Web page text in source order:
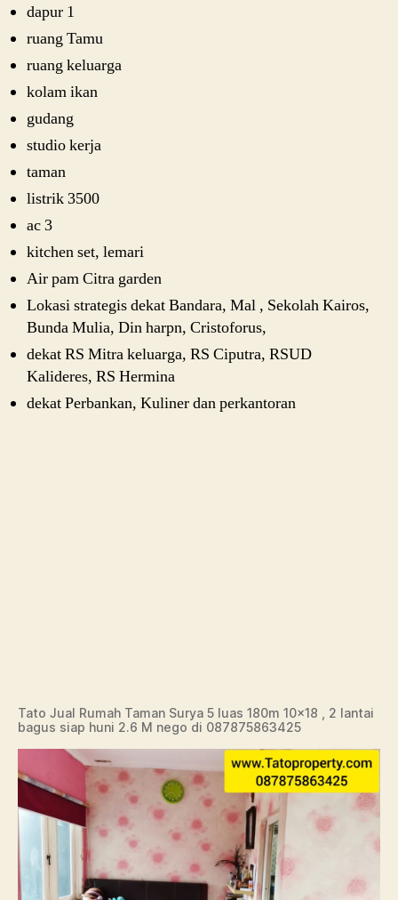
dapur 1
ruang Tamu
ruang keluarga
kolam ikan
gudang
studio kerja
taman
listrik 3500
ac 3
kitchen set, lemari
Air pam Citra garden
Lokasi strategis dekat Bandara, Mal , Sekolah Kairos,
Bunda Mulia, Din harpn, Cristoforus,
dekat RS Mitra keluarga, RS Ciputra, RSUD
Kalideres, RS Hermina
dekat Perbankan, Kuliner dan perkantoran
Tato Jual Rumah Taman Surya 5 luas 180m 10×18 , 2 lantai
bagus siap huni 2.6 M nego di 087875863425